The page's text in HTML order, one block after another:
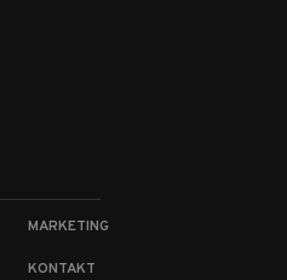
MARKETING
KONTAKT